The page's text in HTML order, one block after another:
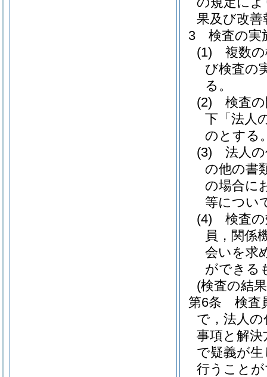
果及び改
3
検査の実
(1)
複数
び検査の
る。
(2)
検査
下「法人
のとする
(3)
法人
の他の書
の場合に
等につい
(4)
検査
員，関係
会いを求
ができる
(検査の結
第6条
検査
で，法人
事項と解
で疑義が
行うこと